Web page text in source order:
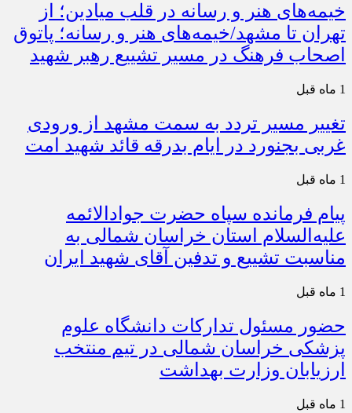
خیمه‌های هنر و رسانه در قلب میادین؛ از
تهران تا مشهد/خیمه‌های هنر و رسانه؛ پاتوق
اصحاب فرهنگ در مسیر تشییع رهبر شهید
1 ماه قبل
تغییر مسیر تردد به سمت مشهد از ورودی
غربی بجنورد در ایام بدرقه قائد شهید امت
1 ماه قبل
پیام فرمانده سپاه حضرت جوادالائمه
علیه‌السلام استان خراسان شمالی به
مناسبت تشییع و تدفین آقای شهید ایران
1 ماه قبل
حضور مسئول تدارکات دانشگاه علوم
پزشکی خراسان شمالی در تیم منتخب
ارزیابان وزارت بهداشت
1 ماه قبل